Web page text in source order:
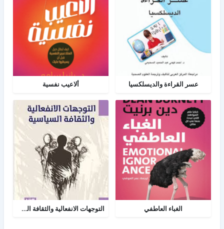
عسر القراءة والديسلكسيا ألاعيب نفسية
الغباء العاطفي التوجهات الانفعالية والثقافة السياسية